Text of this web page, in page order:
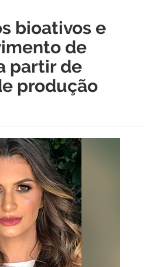
bioativos e
de
partir de
produção